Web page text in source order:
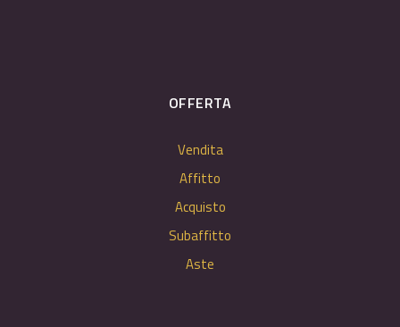
OFFERTA
Vendita
Affitto
Acquisto
Subaffitto
Aste